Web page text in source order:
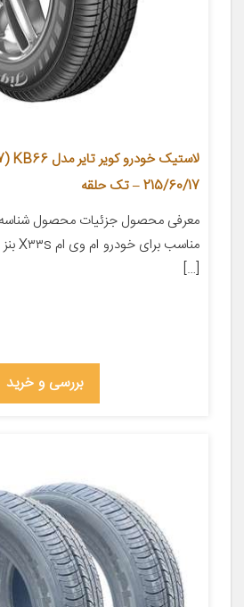
215/60/17 – تک حلقه
[…]
بررسی و خرید